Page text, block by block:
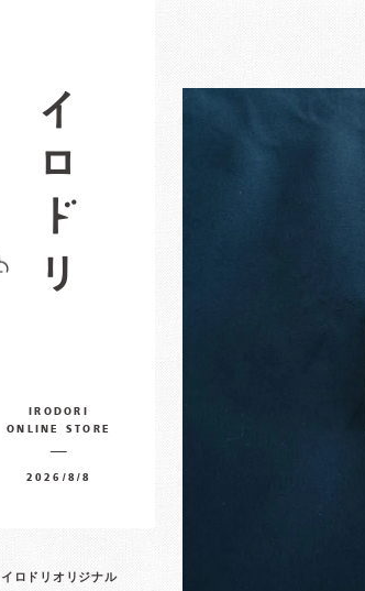
IRODORI
ONLINE STORE
2026/8/8
イロドリオリジナル